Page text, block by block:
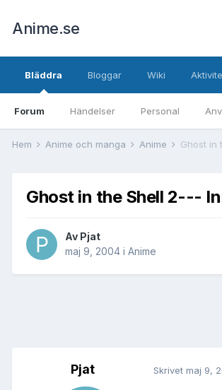
Anime.se
Bläddra
Forum Händelser Personal
Bloggar Wiki
Hem Anime och manga Anime Ghost in
Ghost in the Shell 2---
Av Pjat
maj 9, 2004 i Anime
Pjat Skrivet maj 9,